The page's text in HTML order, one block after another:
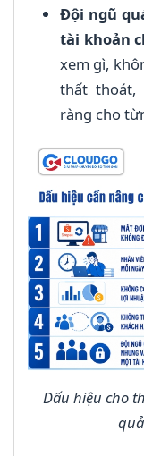
Đội ngũ
tài khoản
xem gì,
thất thoát,
ràng cho
Dấu hiệu cho